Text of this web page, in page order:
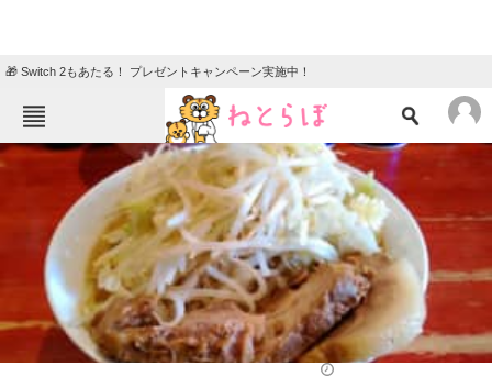
🎁 Switch 2もあたる！ プレゼントキャンペーン実施中！
ねとらぼメニュー
ニュース
エンタメ クイズ
グルメ 地域
住まい 教育・育児
リサーチ